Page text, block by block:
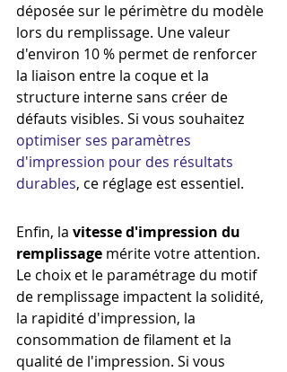
déposée sur le périmètre du modèle
lors du remplissage. Une valeur
d'environ 10 % permet de renforcer
la liaison entre la coque et la
structure interne sans créer de
défauts visibles. Si vous souhaitez
optimiser ses paramètres
d'impression pour des résultats
durables, ce réglage est essentiel.
Enfin, la vitesse d'impression du
remplissage mérite votre attention.
Le choix et le paramétrage du motif
de remplissage impactent la solidité,
la rapidité d'impression, la
consommation de filament et la
qualité de l'impression. Si vous